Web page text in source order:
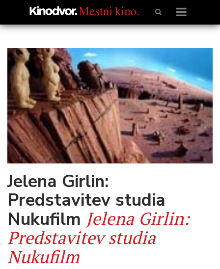
Jelena Girlin:
Predstavitev studia
Nukufilm Jelena Girlin:
Predstavitev studia
Nukufilm